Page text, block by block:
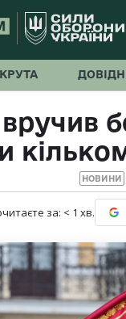
НОВИНИ
за: < 1 хв.